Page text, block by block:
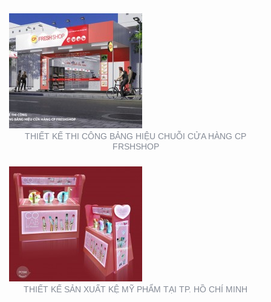
THIẾT KẾ THI CÔNG BẢNG HIỆU CHUỖI CỬA HÀNG CP
FRSHSHOP
THIẾT KẾ SẢN XUẤT KỆ
MỸ PHẨM TẠI TP. HỒ
CHÍ MINH
THIẾT KẾ SẢN XUẤT KỆ MỸ PHẨM TẠI TP. HỒ CHÍ MINH
THIẾT KẾ THI CÔNG
KIOSK THỰC PHẨM TẠI
TP. HỒ CHÍ MINH